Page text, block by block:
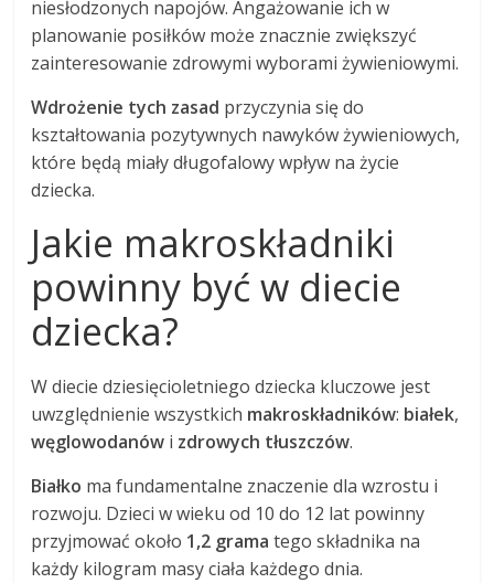
niesłodzonych napojów. Angażowanie ich w
planowanie posiłków może znacznie zwiększyć
zainteresowanie zdrowymi wyborami żywieniowymi.
Wdrożenie tych zasad przyczynia się do
kształtowania pozytywnych nawyków żywieniowych,
które będą miały długofalowy wpływ na życie
dziecka.
Jakie makroskładniki
powinny być w diecie
dziecka?
W diecie dziesięcioletniego dziecka kluczowe jest
uwzględnienie wszystkich makroskładników: białek,
węglowodanów i zdrowych tłuszczów.
Białko ma fundamentalne znaczenie dla wzrostu i
rozwoju. Dzieci w wieku od 10 do 12 lat powinny
przyjmować około 1,2 grama tego składnika na
każdy kilogram masy ciała każdego dnia.